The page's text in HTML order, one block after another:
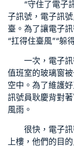
“守住了電子
子訊號，電子訊
臺。為了讓電子
“扛得住臺風”“躲
一次，電子
值班室的玻璃窗
空中。為了維護
訊號員耿慶背對
風雨。
很快，電子
上樓，他們的目